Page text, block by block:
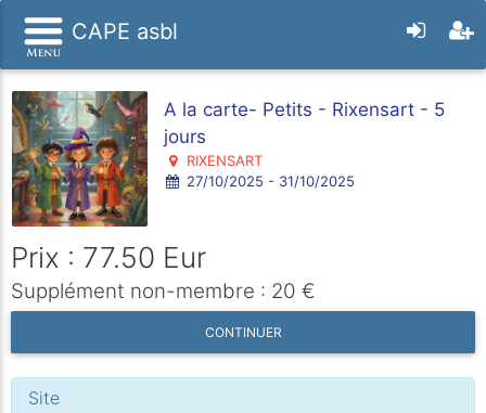
CAPE asbl
A la carte- Petits - Rixensart - 5
jours
RIXENSART
27/10/2025 - 31/10/2025
Prix : 77.50 Eur
Supplément non-membre : 20 €
CONTINUER
Site